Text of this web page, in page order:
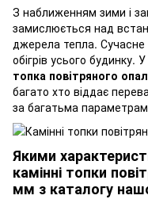
З наближенням зими і
замислюється над
джерела тепла.
обігрів усього
топка повітряного
багато хто віддає
за багатьма
Якими
камінні топки
мм з каталогу